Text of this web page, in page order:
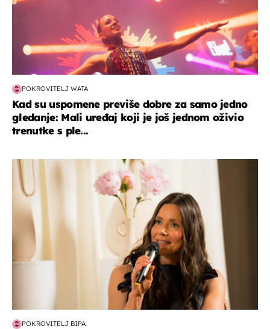
POKROVITELJ WATA
Kad su uspomene previše dobre za samo jedno
gledanje: Mali uređaj koji je još jednom oživio
trenutke s ple...
moda & ljepota
POKROVITELJ BIPA